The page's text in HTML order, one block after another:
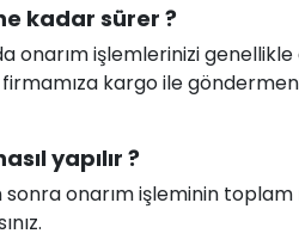
kadar sürer ?
onarım işlemlerinizi genellikle
firmamıza kargo ile
yapılır ?
sonra onarım işleminin